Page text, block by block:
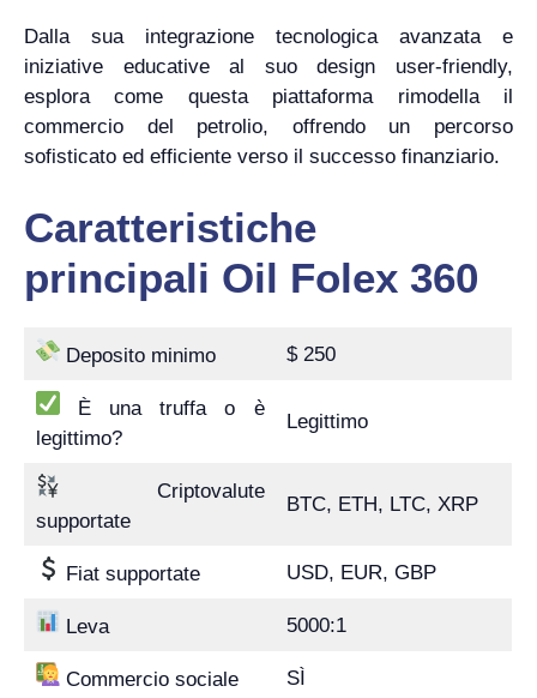
Dalla sua integrazione tecnologica avanzata e
iniziative educative al suo design user-friendly,
esplora come questa piattaforma rimodella il
commercio del petrolio, offrendo un percorso
sofisticato ed efficiente verso il successo finanziario.
Caratteristiche
principali Oil Folex 360
Deposito minimo $ 250
È una truffa o è
legittimo?
Legittimo
supportate
BTC, ETH, LTC, XRP
Fiat supportate USD, EUR, GBP
Leva 5000:1
Commercio sociale SÌ